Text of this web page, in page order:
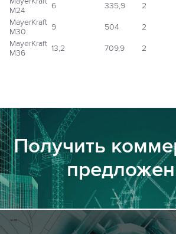
М24
6 335,9 2
MayerKraft
М30
9 504 2
MayerKraft
М36
13,2 709,9 2
Получить